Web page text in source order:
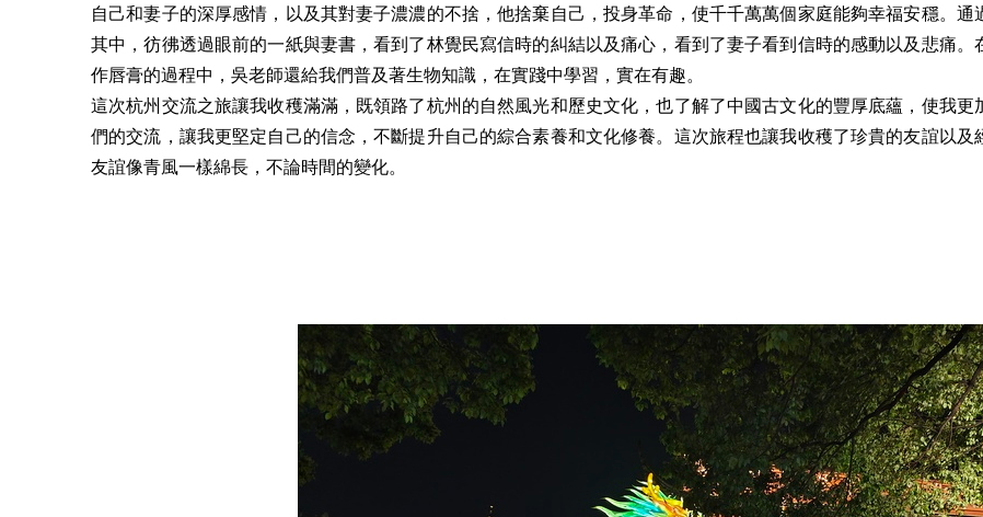
自己和妻子的深厚感情，以及其對妻子濃濃的不捨，他捨棄自己，投身革命，使千千萬萬個家庭能夠幸福安穩。
其中，彷彿透過眼前的一紙與妻書，看到了林覺民寫信時的糾結以及痛心，看到了妻子看到信時的感動以及悲痛
作唇膏的過程中，吳老師還給我們普及著生物知識，在實踐中學習，實在有趣。
這次杭州交流之旅讓我收穫滿滿，既領路了杭州的自然風光和歷史文化，也了解了中國古文化的豐厚底蘊，使我
們的交流，讓我更堅定自己的信念，不斷提升自己的綜合素養和文化修養。這次旅程也讓我收穫了珍貴的友誼以
友誼像青風一樣綿長，不論時間的變化。